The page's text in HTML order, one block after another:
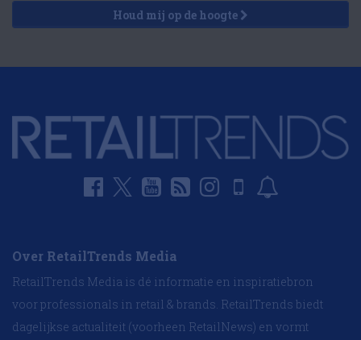
Houd mij op de hoogte
Over RetailTrends Media
RetailTrends Media is dé informatie en inspiratiebron
voor professionals in retail & brands. RetailTrends biedt
dagelijkse actualiteit (voorheen RetailNews) en vormt